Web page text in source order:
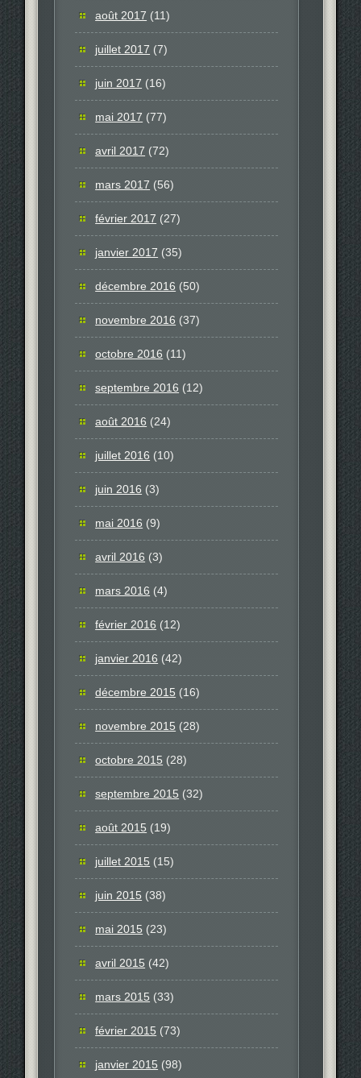
août 2017 (11)
juillet 2017 (7)
juin 2017 (16)
mai 2017 (77)
avril 2017 (72)
mars 2017 (56)
février 2017 (27)
janvier 2017 (35)
décembre 2016 (50)
novembre 2016 (37)
octobre 2016 (11)
septembre 2016 (12)
août 2016 (24)
juillet 2016 (10)
juin 2016 (3)
mai 2016 (9)
avril 2016 (3)
mars 2016 (4)
février 2016 (12)
janvier 2016 (42)
décembre 2015 (16)
novembre 2015 (28)
octobre 2015 (28)
septembre 2015 (32)
août 2015 (19)
juillet 2015 (15)
juin 2015 (38)
mai 2015 (23)
avril 2015 (42)
mars 2015 (33)
février 2015 (73)
janvier 2015 (98)